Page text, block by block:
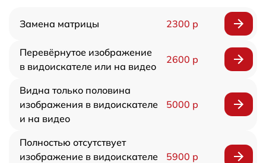
Замена матрицы 2300 р
Перевёрнутое изображение
в видоискателе или на видео
2600 р
Видна только половина
изображения в видоискателе
и на видео
5000 р
Полностью отсутствует
изображение в видоискателе
5900 р